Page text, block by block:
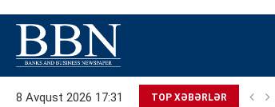
8 Avqust 2026 17:31 TOP XƏBƏRLƏR